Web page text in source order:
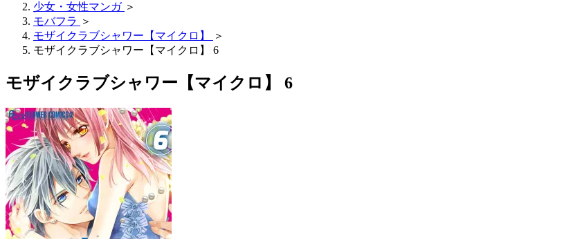
少女・女性マンガ ＞
モバフラ ＞
モザイクラブシャワー【マイクロ】
＞
モザイクラブシャワー【マイクロ】 6
モザイクラブシャワー【マイクロ】 6